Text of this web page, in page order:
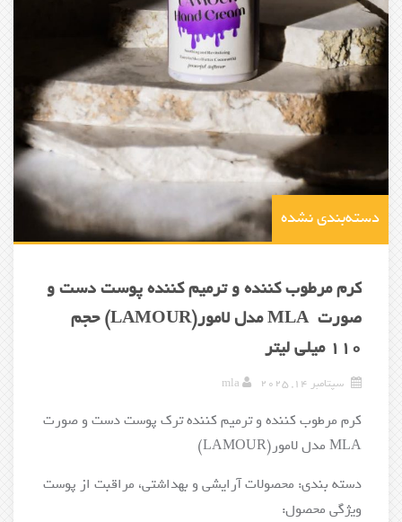
دسته‌بندی نشده
کرم مرطوب کننده و ترمیم کننده پوست دست و
صورت MLA مدل لامور(LAMOUR) حجم
110 میلی لیتر
سپتامبر 14, 2025 mla
کرم مرطوب کننده و ترمیم کننده ترک پوست دست و صورت
MLA مدل لامور(LAMOUR)
دسته بندی: محصولات آرایشی و بهداشتی، مراقبت از پوست
ویژگی محصول: